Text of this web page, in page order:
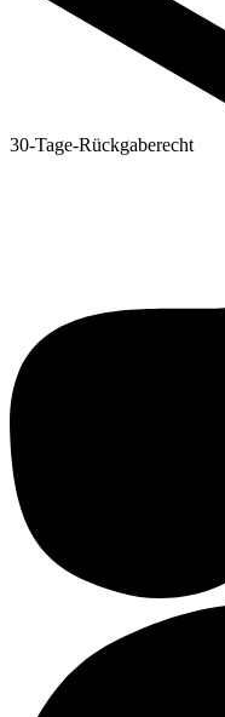
30-Tage-Rückgaberecht